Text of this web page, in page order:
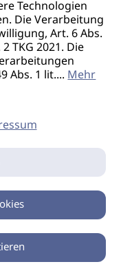
Technologien
Die Verarbeitung
Art. 6 Abs.
2 TKG 2021. Die
Abs. 1 lit....Mehr